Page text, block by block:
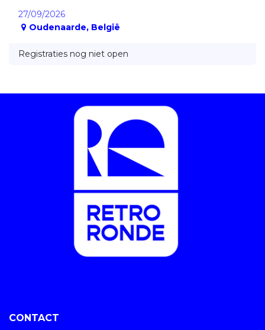
27/09/2026
Oudenaarde, België
Registraties nog niet open
CONTACT